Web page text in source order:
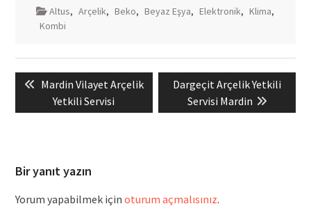
Altus, Arçelik, Beko, Beyaz Eşya, Elektronik, Klima,
Kombi
gezinmesi
Previous
post:
Mardin Vilayet Arçelik
Yetkili Servisi
Next
post:
Dargeçit Arçelik Yetkili
Servisi Mardin
Bir yanıt yazın
Yorum yapabilmek için oturum açmalısınız.